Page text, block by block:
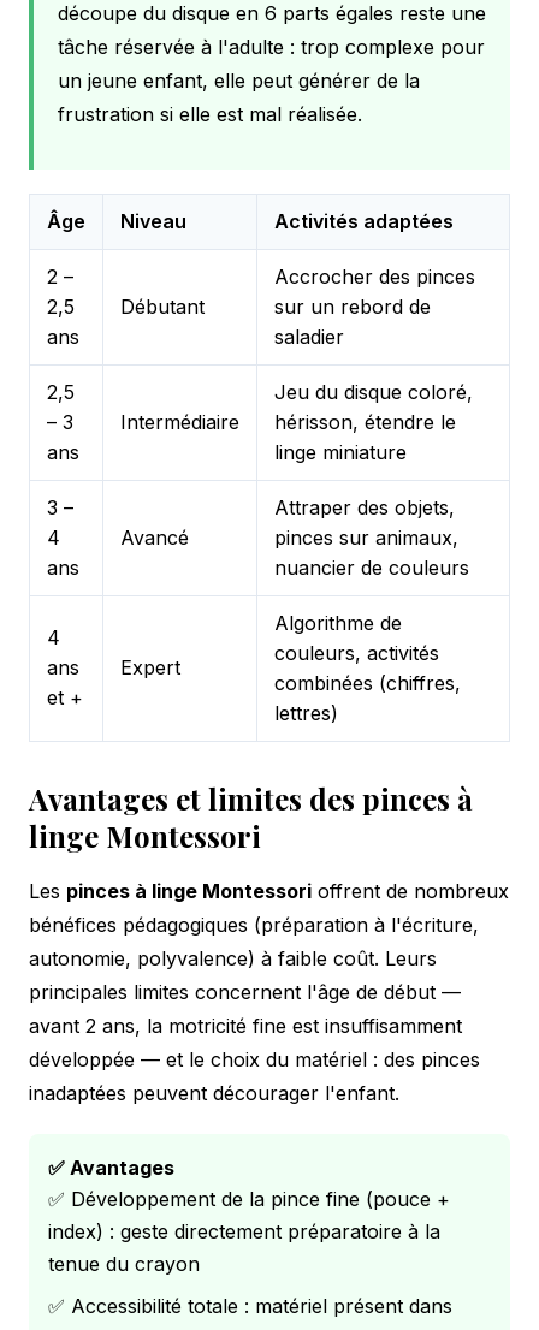
découpe du disque en 6 parts égales reste une
tâche réservée à l'adulte : trop complexe pour
un jeune enfant, elle peut générer de la
frustration si elle est mal réalisée.
Âge Niveau Activités adaptées
2 –
2,5
ans
Débutant
Accrocher des pinces
sur un rebord de
saladier
2,5
– 3
ans
Intermédiaire
Jeu du disque coloré,
hérisson, étendre le
linge miniature
3 –
4
ans
Avancé
Attraper des objets,
pinces sur animaux,
nuancier de couleurs
4
ans
et +
Expert
Algorithme de
couleurs, activités
combinées (chiffres,
lettres)
Avantages et limites des pinces à
linge Montessori
Les pinces à linge Montessori offrent de nombreux
bénéfices pédagogiques (préparation à l'écriture,
autonomie, polyvalence) à faible coût. Leurs
principales limites concernent l'âge de début —
avant 2 ans, la motricité fine est insuffisamment
développée — et le choix du matériel : des pinces
inadaptées peuvent décourager l'enfant.
✅ Avantages
✅ Développement de la pince fine (pouce +
index) : geste directement préparatoire à la
tenue du crayon
✅ Accessibilité totale : matériel présent dans